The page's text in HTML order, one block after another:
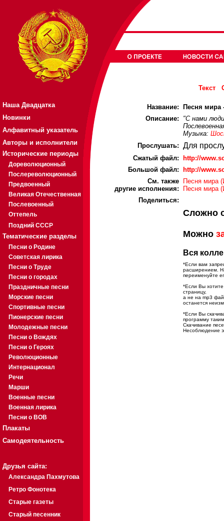
Наша Двадцатка
Новинки
Алфавитный указатель
Авторы и исполнители
Исторические периоды
Дореволюционный
Послереволюционный
Предвоенный
Великая Отечественная
Послевоенный
Оттепель
Поздний СССР
Тематические разделы
Песни о Родине
Советская лирика
Песни о Труде
Песни о городах
Праздничные песни
Морские песни
Спортивные песни
Пионерские песни
Молодежные песни
Песни о Вождях
Песни о Героях
Революционные
Интернационал
Речи
Марши
Военные песни
Военная лирика
Песни о ВОВ
Плакаты
Самодеятельность
Друзья сайта:
Александра Пахмутова
Ретро Фонотека
Старые газеты
Старый песенник
Текст
Название:
Песня мира
Описание:
"С нами
Музыка:
Прослушать: Для
Cжатый файл:
http://
Большой файл:
http://
См. также
другие исполнения:
Песня мира
Песня мира
Поделиться:
Сложно
Можно
Вся
*Если вам
расширением.
переименуйте
*Если Вы
страницу,
а не на mp3
останется
*Если Вы
программу
Скачивание
Несоблюдение